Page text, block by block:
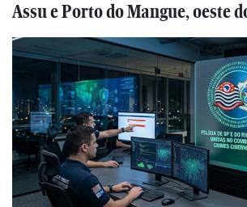
Assu e Porto do Mangue, oeste